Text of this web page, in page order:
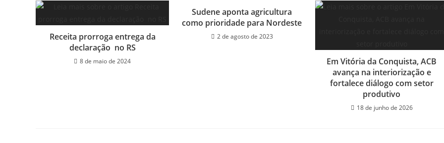
Receita prorroga entrega da
declaração no RS
8 de maio de 2024
Sudene aponta agricultura
como prioridade para Nordeste
2 de agosto de 2023
Em Vitória da Conquista, ACB
avança na interiorização e
fortalece diálogo com setor
produtivo
18 de junho de 2026